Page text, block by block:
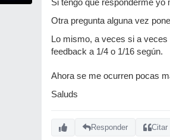
Si tengo que responderme yo
Otra pregunta alguna vez
Lo mismo, a veces si a
feedback a 1/4 o 1/16 según.
Ahora se me ocurren pocas
Saluds
Responder Citar